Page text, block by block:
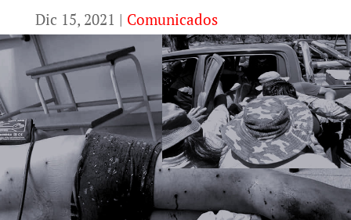
Dic 15, 2021 | Comunicados